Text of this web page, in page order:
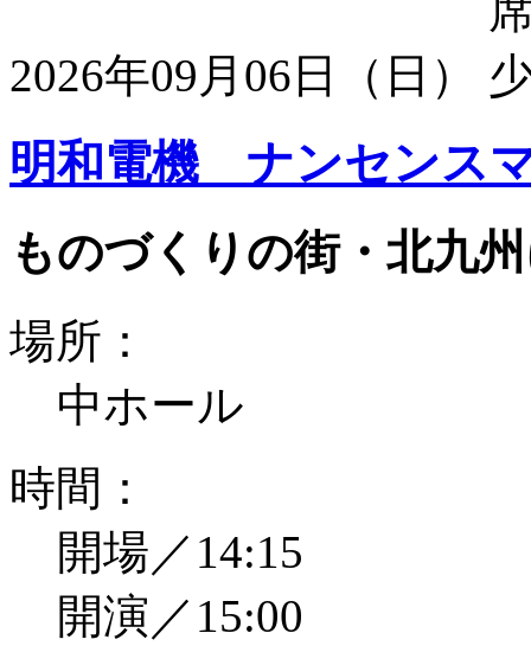
2026年09月06日（日）
明和電機 ナンセンス
ものづくりの街・北九
場所：
中ホール
時間：
開場／14:15
開演／15:00